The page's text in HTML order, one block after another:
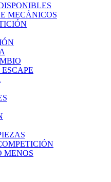
MECÁNICOS
MENOS